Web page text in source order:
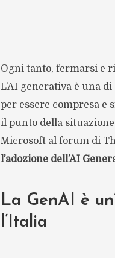
Ogni tanto, fermarsi e
L’AI generativa è una
per essere compresa e
il punto della
Microsoft al forum di
l’adozione dell’AI
La GenAI è
l’Italia